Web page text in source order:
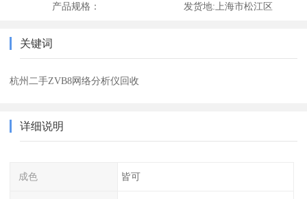
产品规格： 发货地:上海市松江区
关键词
杭州二手ZVB8网络分析仪回收
详细说明
成色 皆可